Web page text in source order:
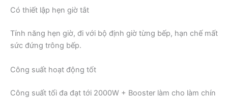
Có thiết lập hẹn giờ tắt
Tính năng hẹn giờ, đi với bộ định giờ từng bếp, hạn chế mất
sức đứng trông bếp.
Công suất hoạt động tốt
Công suất tối đa đạt tới 2000W + Booster làm cho làm chín